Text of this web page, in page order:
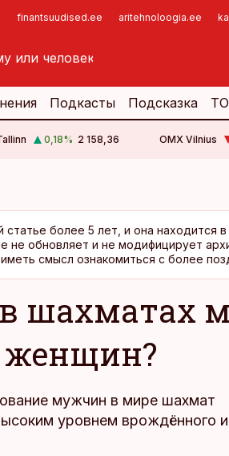
finantsuudised.ee aritehnoloogia.ee
Подкасты Подсказка
0,18% 2 158,36 OMX Vilnius
статье более 5 лет, и она находится
не обновляет и не модифицирует
смысл ознакомиться с более
шахматах
женщин?
мужчин в мире шахмат
уровнем врождённого